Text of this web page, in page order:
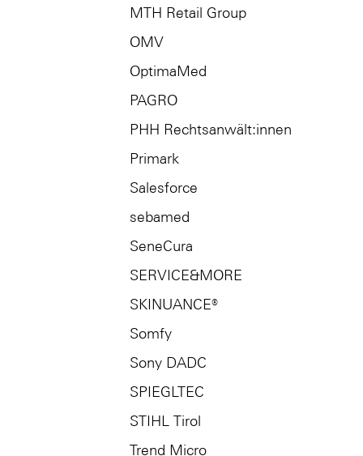
MTH Retail Group
OMV
OptimaMed
PAGRO
PHH Rechtsanwält:innen
Primark
Salesforce
sebamed
SeneCura
SERVICE&MORE
SKINUANCE®
Somfy
Sony DADC
SPIEGLTEC
STIHL Tirol
Trend Micro